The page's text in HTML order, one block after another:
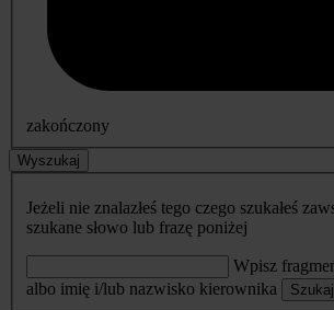
zakończony
Wyszukaj
Jeżeli nie znalazłeś tego czego szukałeś
szukane słowo lub frazę poniżej
Wpisz
albo imię i/lub nazwisko kierownika
Szukaj